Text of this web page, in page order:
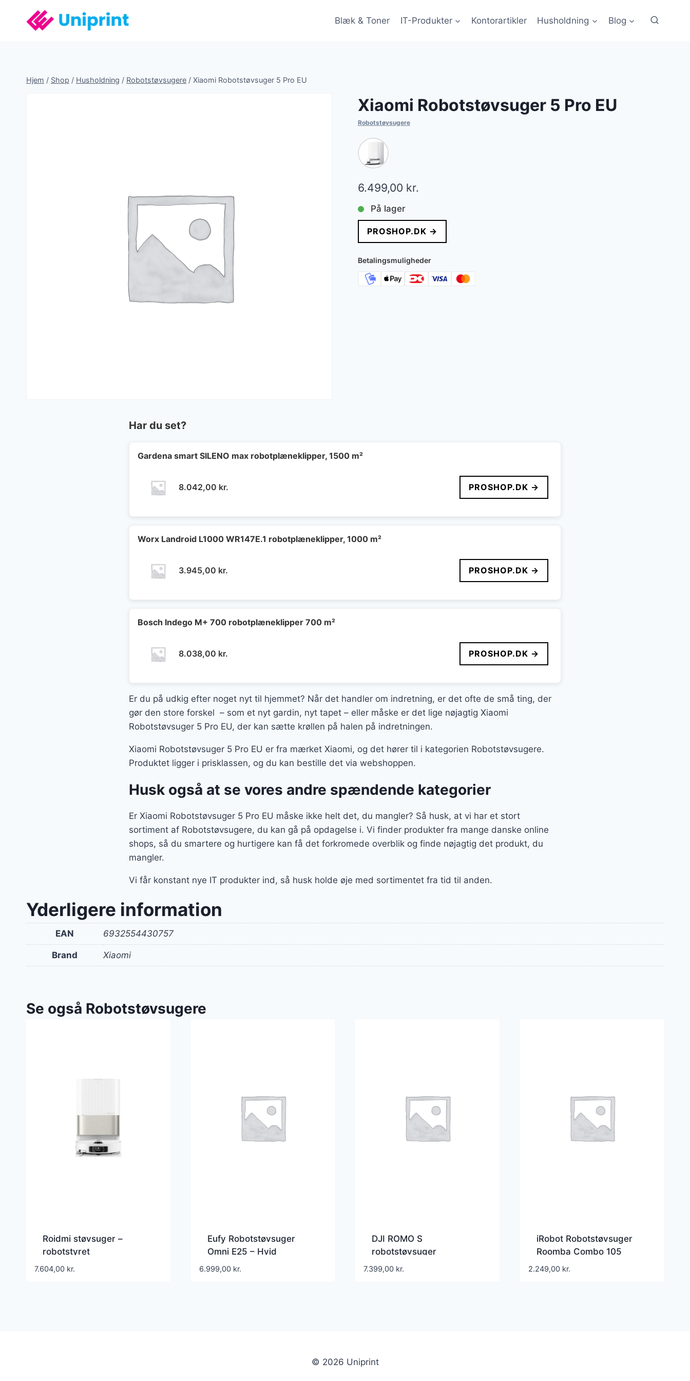
Blæk & Toner IT-Produkter Kontorartikler Husholdning Blog
Hjem / Shop / Husholdning / Robotstøvsugere / Xiaomi Robotstøvsuger 5 Pro EU
Xiaomi Robotstøvsuger 5 Pro EU
Robotstøvsugere
6.499,00 kr.
På lager
PROSHOP.DK →
Betalingsmuligheder
Har du set?
Gardena smart SILENO max robotplæneklipper, 1500 m²
8.042,00 kr. PROSHOP.DK →
Worx Landroid L1000 WR147E.1 robotplæneklipper, 1000 m²
3.945,00 kr. PROSHOP.DK →
Bosch Indego M+ 700 robotplæneklipper 700 m²
8.038,00 kr. PROSHOP.DK →
Er du på udkig efter noget nyt til hjemmet? Når det handler om indretning, er det ofte de små ting, der
gør den store forskel – som et nyt gardin, nyt tapet – eller måske er det lige nøjagtig Xiaomi
Robotstøvsuger 5 Pro EU, der kan sætte krøllen på halen på indretningen.
Xiaomi Robotstøvsuger 5 Pro EU er fra mærket Xiaomi, og det hører til i kategorien Robotstøvsugere.
Produktet ligger i prisklassen, og du kan bestille det via webshoppen.
Husk også at se vores andre spændende kategorier
Er Xiaomi Robotstøvsuger 5 Pro EU måske ikke helt det, du mangler? Så husk, at vi har et stort
sortiment af Robotstøvsugere, du kan gå på opdagelse i. Vi finder produkter fra mange danske online
shops, så du smartere og hurtigere kan få det forkromede overblik og finde nøjagtig det produkt, du
mangler.
Vi får konstant nye IT produkter ind, så husk holde øje med sortimentet fra tid til anden.
Yderligere information
EAN 6932554430757
Brand Xiaomi
Se også Robotstøvsugere
Roidmi støvsuger –
robotstyret
7.604,00 kr.
Eufy Robotstøvsuger
Omni E25 – Hvid
6.999,00 kr.
DJI ROMO S
robotstøvsuger
7.399,00 kr.
iRobot Robotstøvsuger
Roomba Combo 105
Robotstøvsuger – Hvid
2.249,00 kr.
© 2026 Uniprint